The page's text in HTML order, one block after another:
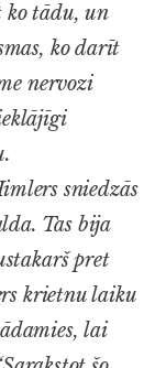
ko tādu, un
ko darīt
nervozi
sniedzās
Tas bija
pret
krietnu laiku
lai